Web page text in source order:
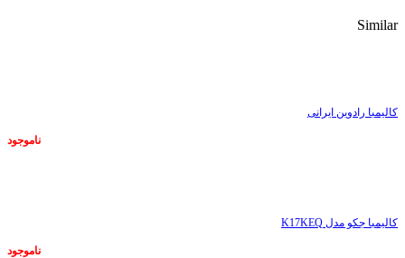
Similar
کالیمبا رادوین ایرانی
ناموجود
کالیمبا جکو مدل K17KEQ
ناموجود